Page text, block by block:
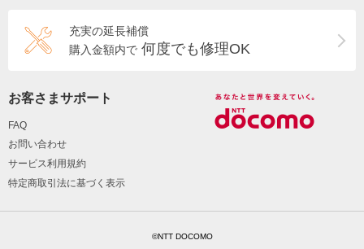
充実の延長補償
購入金額内で 何度でも修理OK
お客さまサポート
FAQ
お問い合わせ
サービス利用規約
特定商取引法に基づく表示
©NTT DOCOMO